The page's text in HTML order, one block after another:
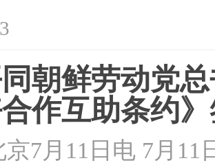
朝鲜劳动党
作互助条约
京7月11日电 7月